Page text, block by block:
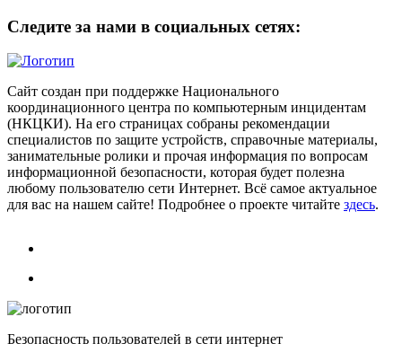
Следите за нами в социальных сетях:
Сайт создан при поддержке Национального
координационного центра по компьютерным инцидентам
(НКЦКИ). На его страницах собраны рекомендации
специалистов по защите устройств, справочные материалы,
занимательные ролики и прочая информация по вопросам
информационной безопасности, которая будет полезна
любому пользователю сети Интернет. Всё самое актуальное
для вас на нашем сайте! Подробнее о проекте читайте здесь.
Безопасность пользователей в сети интернет